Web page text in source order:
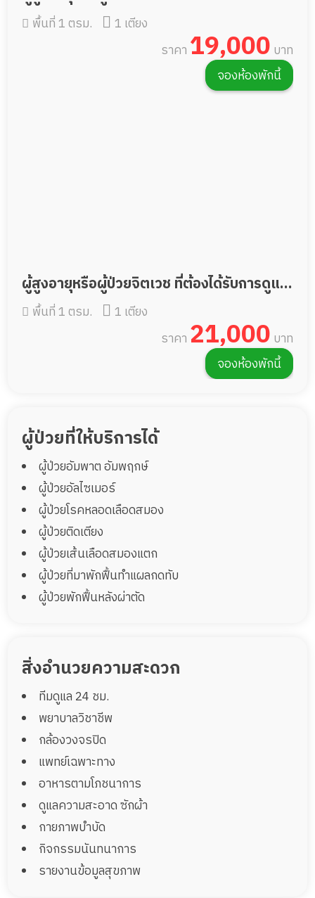
ตัวเองไม่ได้หรือป้อนอาหารทางสายยาง
พื้นที่ 1 ตรม.
1 เตียง
ราคา 19,000 บาท
จองห้องพักนี้
ผู้สูงอายุหรือผู้ป่วยจิตเวช ที่ต้องได้รับการดูแล
เป็นพิเศษ เช่น มีเครื่องช่วยหายใจ เจาะคอ
พื้นที่ 1 ตรม.
1 เตียง
ราคา 21,000 บาท
จองห้องพักนี้
ผู้ป่วยที่ให้บริการได้
ผู้ป่วยอัมพาต อัมพฤกษ์
ผู้ป่วยอัลไซเมอร์
ผู้ป่วยโรคหลอดเลือดสมอง
ผู้ป่วยติดเตียง
ผู้ป่วยเส้นเลือดสมองแตก
ผู้ป่วยที่มาพักฟื้นทำแผลกดทับ
ผู้ป่วยพักฟื้นหลังผ่าตัด
สิ่งอำนวยความสะดวก
ทีมดูแล 24 ชม.
พยาบาลวิชาชีพ
กล้องวงจรปิด
แพทย์เฉพาะทาง
อาหารตามโภชนาการ
ดูแลความสะอาด ซักผ้า
กายภาพบำบัด
กิจกรรมนันทนาการ
รายงานข้อมูลสุขภาพ